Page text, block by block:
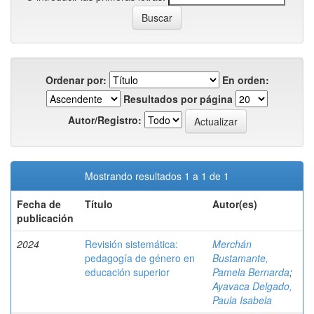
Ordenar por:
En orden:
Resultados por página
Autor/Registro:
Mostrando resultados 1 a 1 de 1
Fecha de
publicación
Título Autor(es)
2024
Revisión sistemática:
pedagogía de género en
educación superior
Merchán
Bustamante,
Pamela Bernarda;
Ayavaca Delgado,
Paula Isabela